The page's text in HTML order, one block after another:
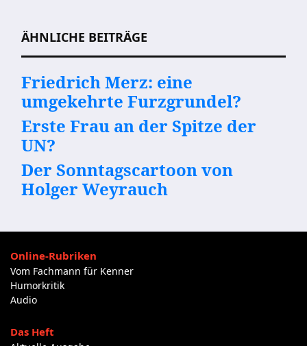
ÄHNLICHE BEITRÄGE
Friedrich Merz: eine
umgekehrte Furzgrundel?
Erste Frau an der Spitze der
UN?
Der Sonntagscartoon von
Holger Weyrauch
Online-Rubriken
Vom Fachmann für Kenner
Humorkritik
Audio
Das Heft